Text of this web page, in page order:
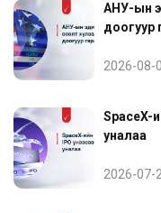
АНУ-ын
доогуур
2026-08-
SpaceX-
уналаа
2026-07-